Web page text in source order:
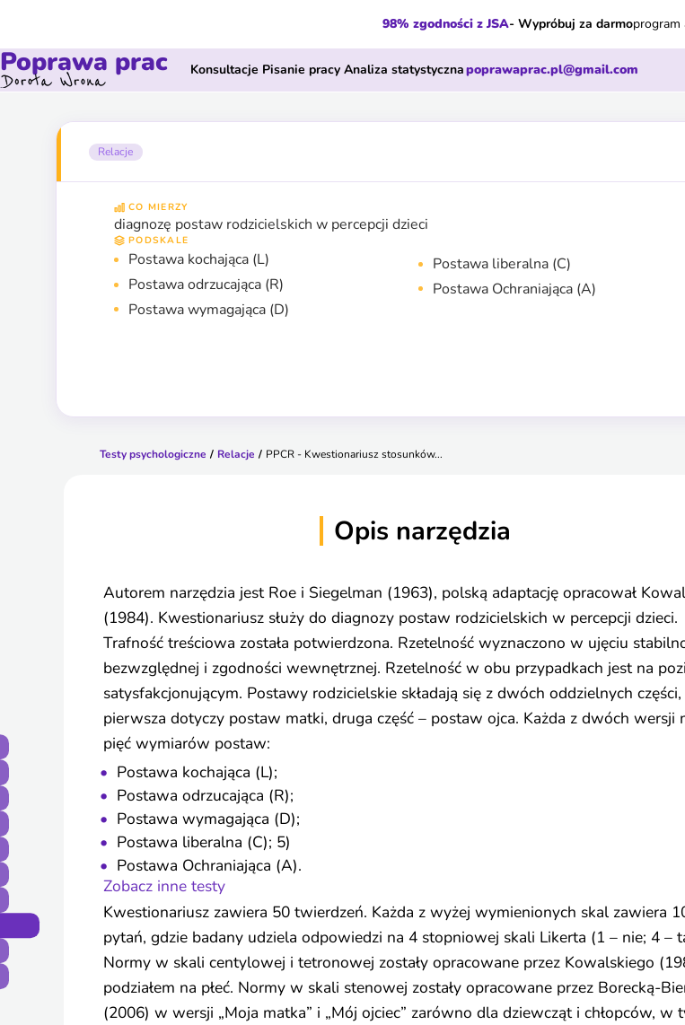
98% zgodności z JSA- Wypróbuj za darmoprogram
Poprawa prac Konsultacje Pisanie pracy Analiza statystycznapoprawaprac.pl@gmail.com
Relacje
CO MIERZY
diagnozę postaw rodzicielskich w percepcji dzieci
PODSKALE
Postawa kochająca (L)
Postawa odrzucająca (R)
Postawa wymagająca (D)
Postawa liberalna (C)
Postawa Ochraniająca (A)
Testy psychologiczne Relacje PPCR - Kwestionariusz stosunków...
Opis narzędzia
Autorem narzędzia jest Roe i Siegelman (1963), polską adaptację opracował
(1984). Kwestionariusz służy do diagnozy postaw rodzicielskich w percepcji dzieci.
Trafność treściowa została potwierdzona. Rzetelność wyznaczono w ujęciu
bezwzględnej i zgodności wewnętrznej. Rzetelność w obu przypadkach jest na
satysfakcjonującym. Postawy rodzicielskie składają się z dwóch oddzielnych części,
pierwsza dotyczy postaw matki, druga część – postaw ojca. Każda z dwóch wersji
pięć wymiarów postaw:
Postawa kochająca (L);
Postawa odrzucająca (R);
Postawa wymagająca (D);
Postawa liberalna (C); 5)
Postawa Ochraniająca (A).
Zobacz inne testy
Kwestionariusz zawiera 50 twierdzeń. Każda z wyżej wymienionych skal zawiera
pytań, gdzie badany udziela odpowiedzi na 4 stopniowej skali Likerta (1 – nie; 4 –
Normy w skali centylowej i tetronowej zostały opracowane przez Kowalskiego
podziałem na płeć. Normy w skali stenowej zostały opracowane przez Borecką-
(2006) w wersji „Moja matka” i „Mój ojciec” zarówno dla dziewcząt i chłopców, w